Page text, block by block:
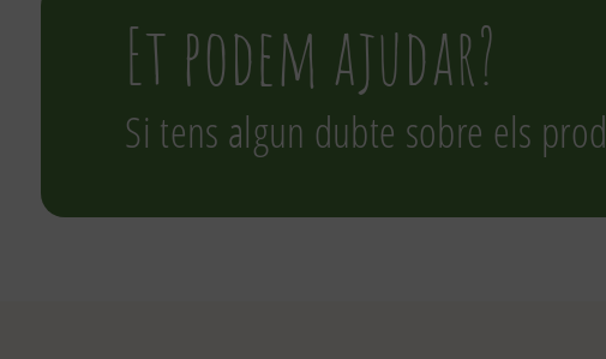
Et podem ajudar?
Si tens algun dubte sobre els